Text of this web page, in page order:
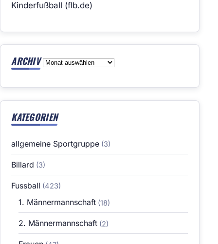
Kinderfußball (flb.de)
ARCHIV Archiv
KATEGORIEN
allgemeine Sportgruppe (3)
Billard (3)
Fussball (423)
1. Männermannschaft(18)
2. Männermannschaft(2)